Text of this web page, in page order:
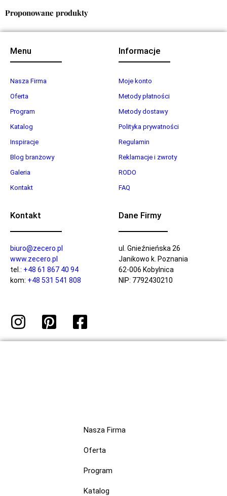
Proponowane produkty
Menu
Nasza Firma
Oferta
Program
Katalog
Inspiracje
Blog branżowy
Galeria
Kontakt
Informacje
Moje konto
Metody płatności
Metody dostawy
Polityka prywatności
Regulamin
Reklamacje i zwroty
RODO
FAQ
Kontakt
biuro@zecero.pl
www.zecero.pl
tel.: +48 61 867 40 94
kom: +48 531 541 808
Dane Firmy
ul. Gnieźnieńska 26
Janikowo k. Poznania
62-006 Kobylnica
NIP: 7792430210
Nasza Firma
Oferta
Program
Katalog